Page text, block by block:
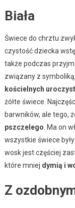
Biała
Świece do chrztu
czystość dziecka
także podczas
związany z
kościelnych
żółte świece.
barwników, ale tego,
pszczelego. Ma on
wszystkie świece
wosk jest częściej
które mniej dymią i
Z